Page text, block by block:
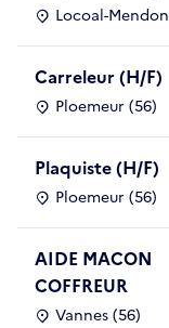
Locoal-
Carreleur (H/F)
Ploemeur (56)
Plaquiste (H/F)
Ploemeur (56)
AIDE MACON
COFFREUR
Vannes (56)